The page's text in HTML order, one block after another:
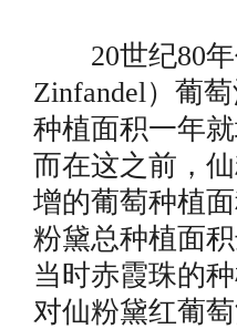
20世纪80年
Zinfandel）葡
种植面积一年
而在这之前，
增的葡萄种植
粉黛总种植面
当时赤霞珠的
对仙粉黛红葡